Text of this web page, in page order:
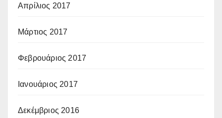
Απρίλιος 2017
Μάρτιος 2017
Φεβρουάριος 2017
Ιανουάριος 2017
Δεκέμβριος 2016